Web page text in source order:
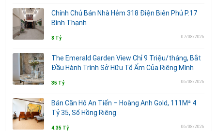
Chính Chủ Bán Nhà Hẻm 318 Điện Biên Phủ P.17
Bình Thạnh
8 Tỷ 07/08/2026
The Emerald Garden View Chỉ 9 Triệu/tháng, Bắt
Đầu Hành Trình Sở Hữu Tổ Ấm Của Riêng Mình
35 Tỷ 06/08/2026
Bán Căn Hộ An Tiến – Hoàng Anh Gold, 111M² 4
Tỷ 35, Sổ Hồng Riêng
4.35 Tỷ 06/08/2026